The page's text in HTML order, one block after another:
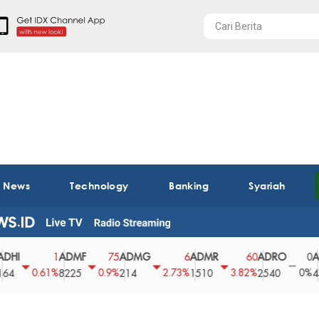
Technology Banking Syariah
1ADMF
8225
75
0.9%
ADMG
214
6
2.73%
ADMR
1510
60
3.82%
ADRO
2540
0
0%
AEGS
43